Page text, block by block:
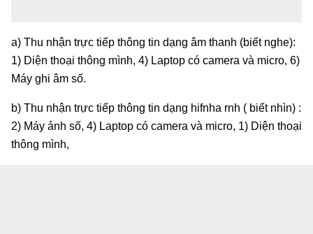
a) Thu nhận trực tiếp thông tin dạng âm thanh (biết nghe):
1) Diện thoại thông mình, 4) Laptop có camera và micro, 6)
Máy ghi âm số.
b) Thu nhận trực tiếp thông tin dạng hifnha rnh ( biết nhìn) :
2) Máy ảnh số, 4) Laptop có camera và micro, 1) Diện thoại
thông mình,